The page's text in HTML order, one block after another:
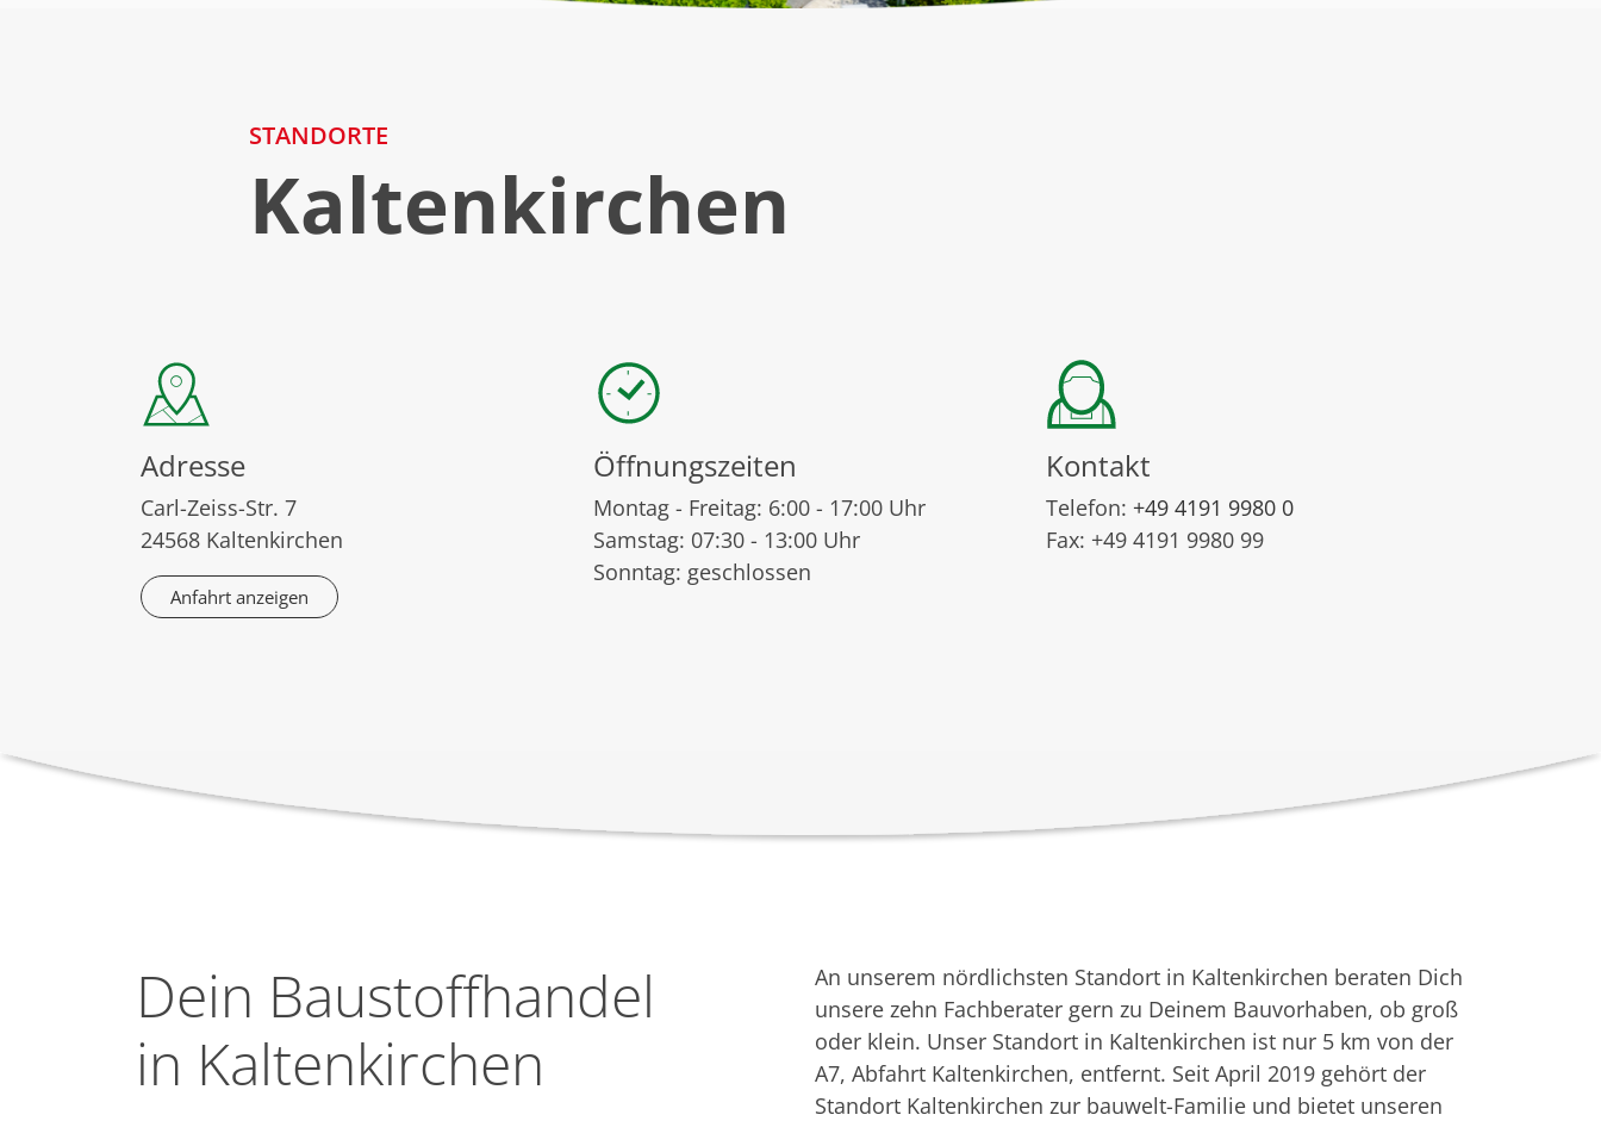
STANDORTE
Kaltenkirchen
Adresse
Carl-Zeiss-Str. 7
24568 Kaltenkirchen
Anfahrt anzeigen
Öffnungszeiten
Montag - Freitag: 6:00 - 17:00 Uhr
Samstag: 07:30 - 13:00 Uhr
Sonntag: geschlossen
Kontakt
Telefon: +49 4191 9980 0
Fax: +49 4191 9980 99
Dein Baustoffhandel
in Kaltenkirchen
An unserem nördlichsten Standort in Kaltenkirchen beraten Dich
unsere zehn Fachberater gern zu Deinem Bauvorhaben, ob groß
oder klein. Unser Standort in Kaltenkirchen ist nur 5 km von der
A7, Abfahrt Kaltenkirchen, entfernt. Seit April 2019 gehört der
Standort Kaltenkirchen zur bauwelt-Familie und bietet unseren